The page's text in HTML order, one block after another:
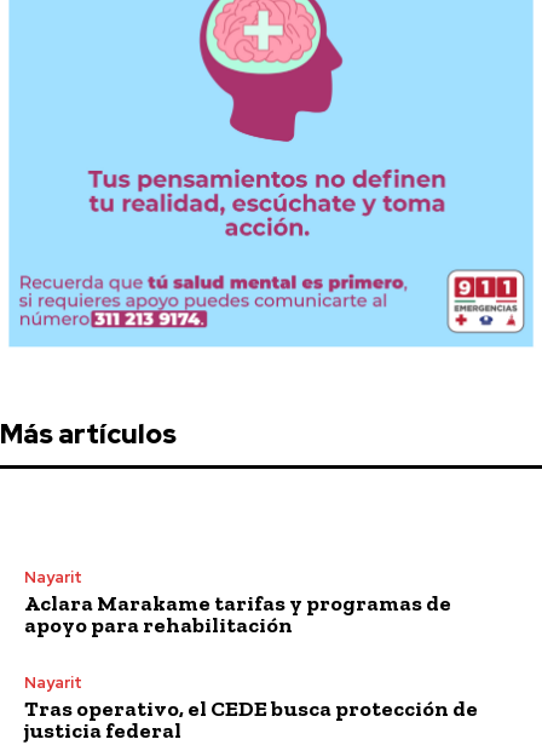
Más artículos
Nayarit
Aclara Marakame tarifas y programas de
apoyo para rehabilitación
Nayarit
Tras operativo, el CEDE busca protección de
justicia federal